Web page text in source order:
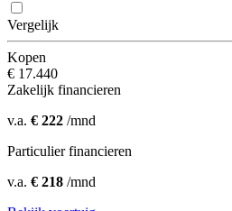
Vergelijk
Kopen
€ 17.440
Zakelijk financieren
v.a. € 222 /mnd
Particulier financieren
v.a. € 218 /mnd